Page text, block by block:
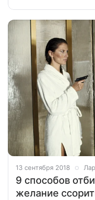
13 сентября 2018
9 способов
желание